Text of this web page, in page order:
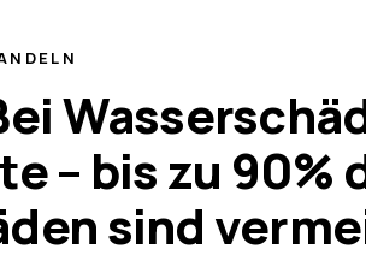
– bis zu 90%
sind